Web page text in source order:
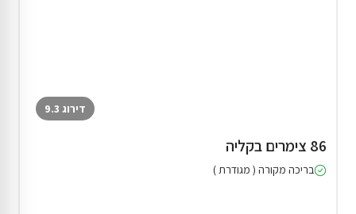
דירוג 9.3
86 צימרים בקליה
בריכה מקורה ( מגודרת )